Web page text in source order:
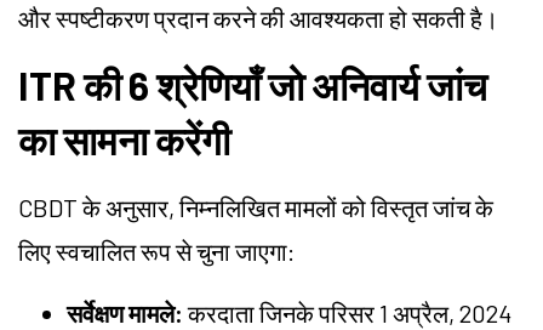
और स्पष्टीकरण प्रदान करने की आवश्यकता हो सकती है।
ITR की 6 श्रेणियाँ जो अनिवार्य जांच
का सामना करेंगी
CBDT के अनुसार, निम्नलिखित मामलों को विस्तृत जांच के
लिए स्वचालित रूप से चुना जाएगा:
सर्वेक्षण मामले: करदाता जिनके परिसर 1 अप्रैल, 2024